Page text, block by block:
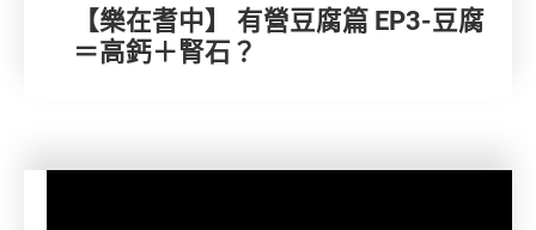
【樂在耆中】 有營豆腐篇 EP3-豆腐
＝高鈣＋腎石？